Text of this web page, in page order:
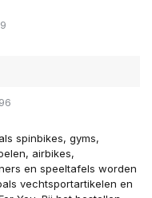
spinbikes, gyms,
airbikes,
en speeltafels worden
vechtsportartikelen en